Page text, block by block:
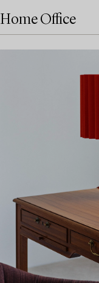
Home Office